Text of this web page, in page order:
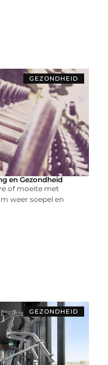
GEZONDHEID
en Gezondheid
of moeite met
weer soepel en
GEZONDHEID